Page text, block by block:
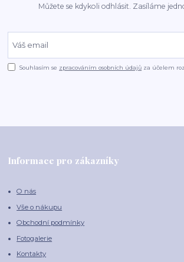
Můžete se kdykoli odhlásit. Zasíláme
Souhlasím se zpracováním osobních údajů za účelem
Informace pro zákazníky
O nás
Vše o nákupu
Obchodní podmínky
Fotogalerie
Kontakty